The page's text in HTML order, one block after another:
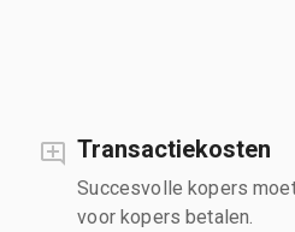
Transactiekosten
Succesvolle kopers
voor kopers betalen.